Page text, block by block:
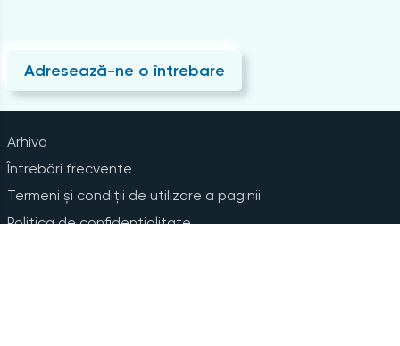
Adresează-ne o întrebare
Arhiva
Întrebări frecvente
Termeni și condiții de utilizare a paginii
Politica de confidențialitate